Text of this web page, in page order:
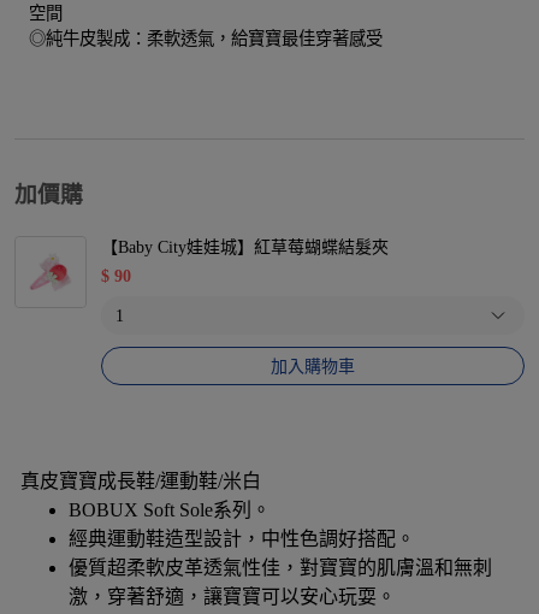
空間
◎純牛皮製成：柔軟透氣，給寶寶最佳穿著感受
加價購
【Baby City娃娃城】紅草莓蝴蝶結髮夾
$ 90
加入購物車
真皮寶寶成長鞋/運動鞋/米白
BOBUX Soft Sole系列。
經典運動鞋造型設計，中性色調好搭配。
優質超柔軟皮革透氣性佳，對寶寶的肌膚溫和無刺
激，穿著舒適，讓寶寶可以安心玩耍。